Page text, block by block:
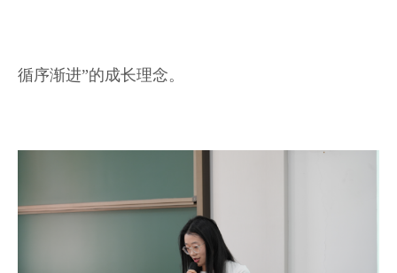
循序渐进”的成长理念。